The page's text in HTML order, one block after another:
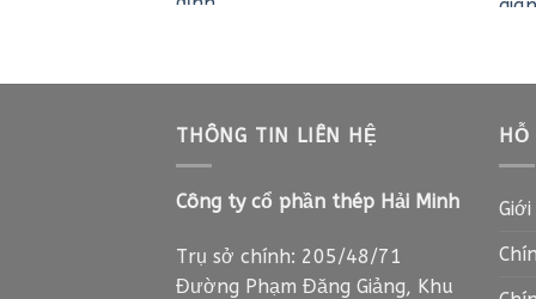
27.000 ₫.
THÔNG TIN LIÊN HỆ
Công ty cổ phần thép Hải Minh
Trụ sở chính: 205/48/71
Đường Phạm Đăng Giảng, Khu